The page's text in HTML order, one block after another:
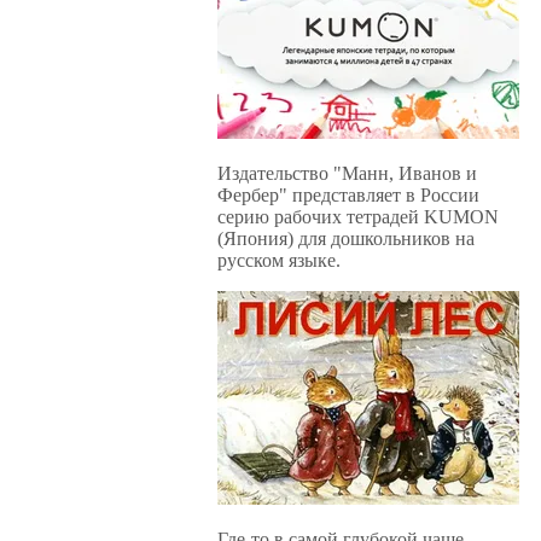
Издательство "Манн, Иванов и
Фербер" представляет в России
серию рабочих тетрадей KUMON
(Япония) для дошкольников на
русском языке.